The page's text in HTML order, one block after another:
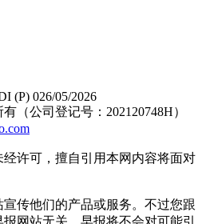
(P) 026/05/2026
（公司登记号：202120748H）
许可，擅自引用本网内容将面对
传他们的产品或服务。不过您跟